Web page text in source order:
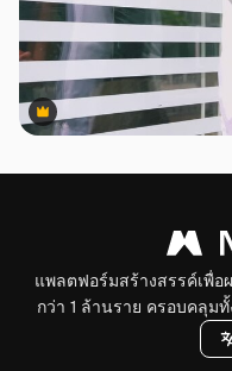
Premium
Premium
แพลตฟอร์มสร้างสรรค์เพื่
กว่า 1 ล้านราย ครอบคลุม